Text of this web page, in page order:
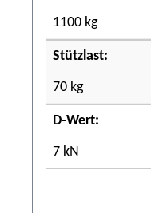
1100 kg
Stützlast:
70 kg
D-Wert:
7 kN